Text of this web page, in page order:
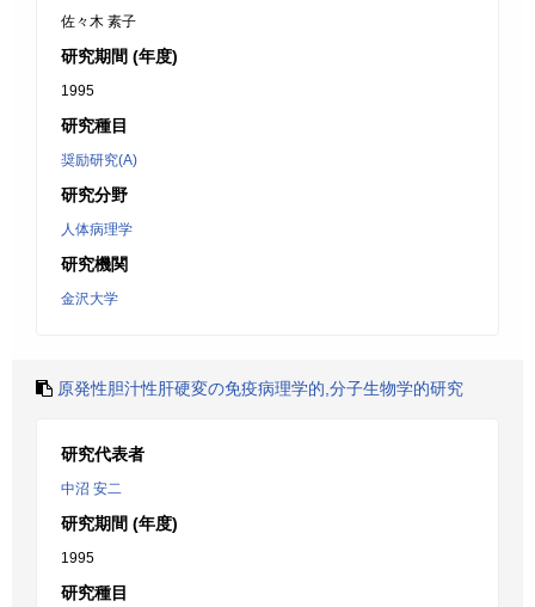
佐々木 素子
研究期間 (年度)
1995
研究種目
奨励研究(A)
研究分野
人体病理学
研究機関
金沢大学
原発性胆汁性肝硬変の免疫病理学的,分子生物学的研究
研究代表者
中沼 安二
研究期間 (年度)
1995
研究種目